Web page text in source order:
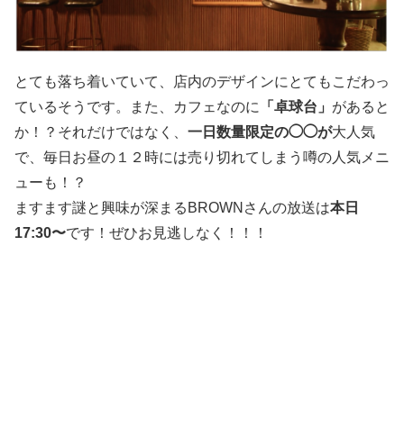
とても落ち着いていて、店内のデザインにとてもこだわっ
ているそうです。また、カフェなのに
「卓球台」 があると
か！？それだけではなく、 一日数量限定の◯◯が大人気
で、毎日お昼の１２時には売り切れてしまう噂の人気メニ
ューも！？
ますます謎と興味が深まるBROWNさんの放送は本日
17:30〜です！ぜひお見逃しなく！！！